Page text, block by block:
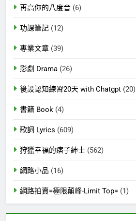
再高你的八度音 (6)
功課筆記 (12)
專業文章 (39)
影劇 Drama (26)
後設認知練習20天 with Chatgpt (20)
書籍 Book (4)
歌詞 Lyrics (609)
狩獵幸福的痞子紳士 (562)
網路小品 (16)
網路拍賣=極限顛峰-Limit Top= (1)